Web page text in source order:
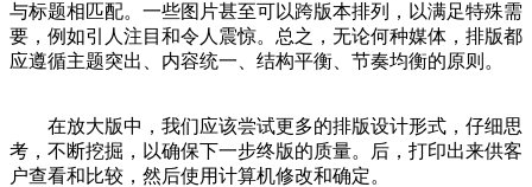
与标题相匹配。一些图片甚至可以跨版本排列，以满足特殊需
要，例如引人注目和令人震惊。总之，无论何种媒体，排版都
应遵循主题突出、内容统一、结构平衡、节奏均衡的原则。
在放大版中，我们应该尝试更多的排版设计形式，仔细思
考，不断挖掘，以确保下一步终版的质量。后，打印出来供客
户查看和比较，然后使用计算机修改和确定。